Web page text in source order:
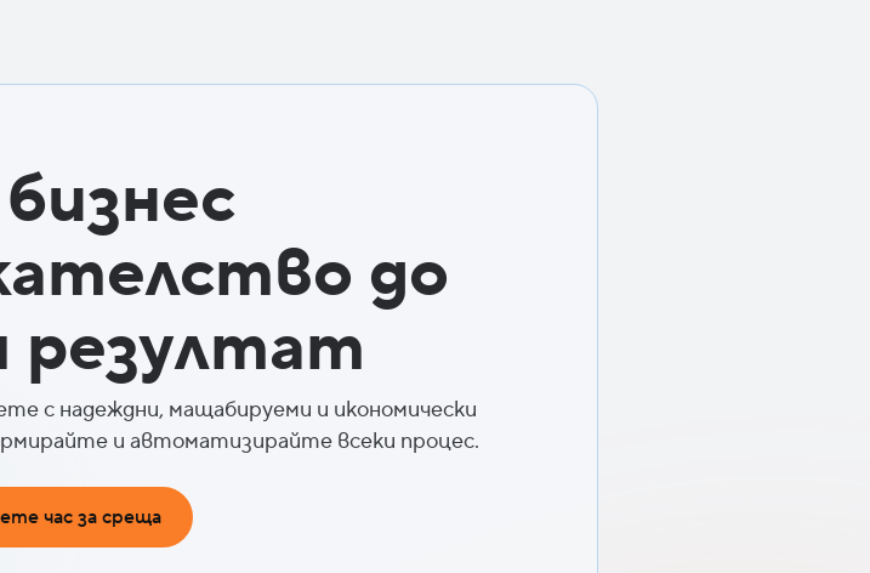
до
резултат
с надеждни, мащабируеми и икономически
и автоматизирайте всеки процес.
час за среща